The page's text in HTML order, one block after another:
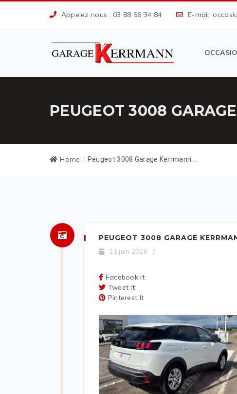
Appelez nous : 03 88 66 34 84 E-mail:
PEUGEOT 3008
Home / Peugeot 3008 Garage Kerrmann...
PEUGEOT 3008 GARAGE
11 juin 2026 /
Facebook It
Tweet It
Pinterest It